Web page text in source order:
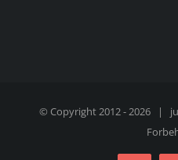
© Copyright 2012 -2026 |